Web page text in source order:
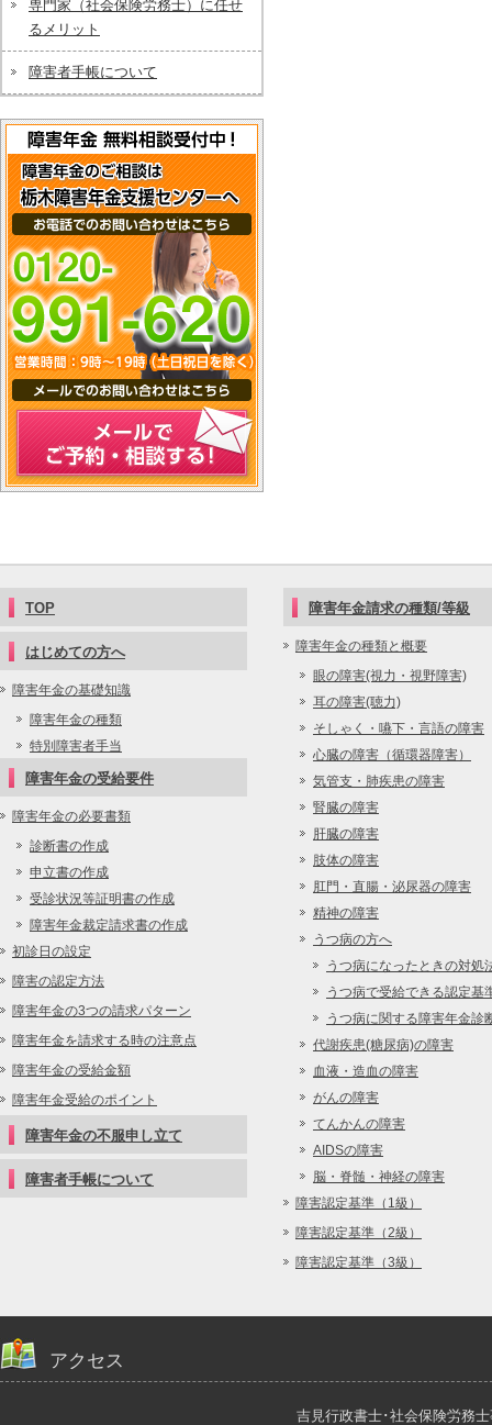
専門家（社会保険労務士）に任せ
るメリット
障害者手帳について
TOP
はじめての方へ
障害年金の基礎知識
障害年金の種類
特別障害者手当
障害年金の受給要件
障害年金の必要書類
診断書の作成
申立書の作成
受診状況等証明書の作成
障害年金裁定請求書の作成
初診日の設定
障害の認定方法
障害年金の3つの請求パターン
障害年金を請求する時の注意点
障害年金の受給金額
障害年金受給のポイント
障害年金の不服申し立て
障害者手帳について
障害年金請求の種類/等級
障害年金の種類と概要
眼の障害(視力・視野障害)
耳の障害(聴力)
そしゃく・嚥下・言語の障害
心臓の障害（循環器障害）
気管支・肺疾患の障害
腎臓の障害
肝臓の障害
肢体の障害
肛門・直腸・泌尿器の障害
精神の障害
うつ病の方へ
うつ病になったときの対処
うつ病で受給できる認定基
うつ病に関する障害年金診
代謝疾患(糖尿病)の障害
血液・造血の障害
がんの障害
てんかんの障害
AIDSの障害
脳・脊髄・神経の障害
障害認定基準（1級）
障害認定基準（2級）
障害認定基準（3級）
アクセス
吉見行政書士･社会保険労務